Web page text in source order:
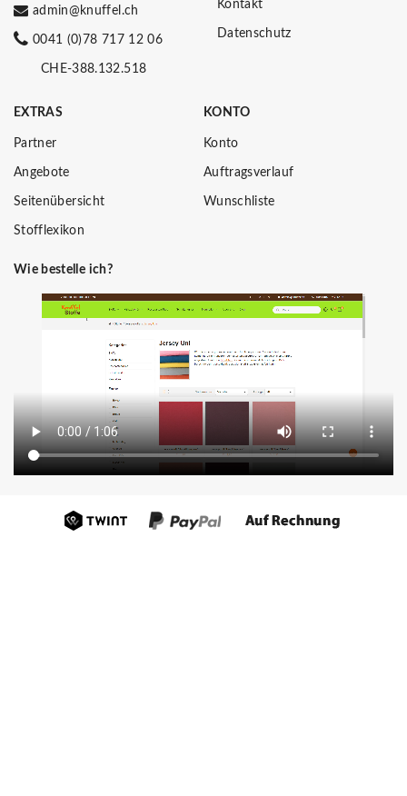
admin@knuffel.ch
0041 (0)78 717 12 06
CHE-388.132.518
Kontakt
Datenschutz
EXTRAS
Partner
Angebote
Seitenübersicht
Stofflexikon
KONTO
Konto
Auftragsverlauf
Wunschliste
Wie bestelle ich?